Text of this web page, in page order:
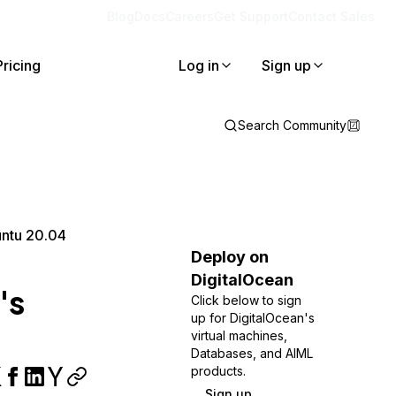
Log in Sign up
Search Community
20.04
Deploy on
DigitalOcean
Click below to sign
up for DigitalOcean's
virtual machines,
Databases, and AIML
products.